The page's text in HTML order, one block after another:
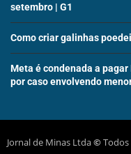
setembro | G1
Como criar galinhas
Meta é condenada a pagar
por caso envolvendo
Jornal de Minas Ltda©Todos